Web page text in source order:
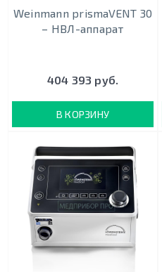
Weinmann prismaVENT 30
– НВЛ-аппарат
404 393 руб.
В КОРЗИНУ